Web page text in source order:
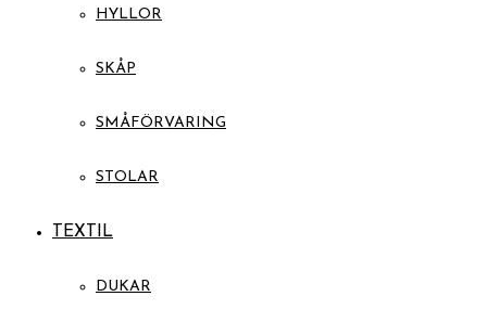
HYLLOR
SKÅP
SMÅFÖRVARING
STOLAR
TEXTIL
DUKAR